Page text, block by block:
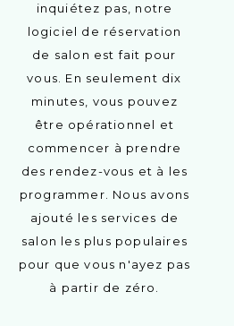
inquiétez pas, notre
logiciel de réservation
de salon est fait pour
vous. En seulement dix
minutes, vous pouvez
être opérationnel et
commencer à prendre
des rendez-vous et à les
programmer. Nous avons
ajouté les services de
salon les plus populaires
pour que vous n'ayez pas
à partir de zéro.